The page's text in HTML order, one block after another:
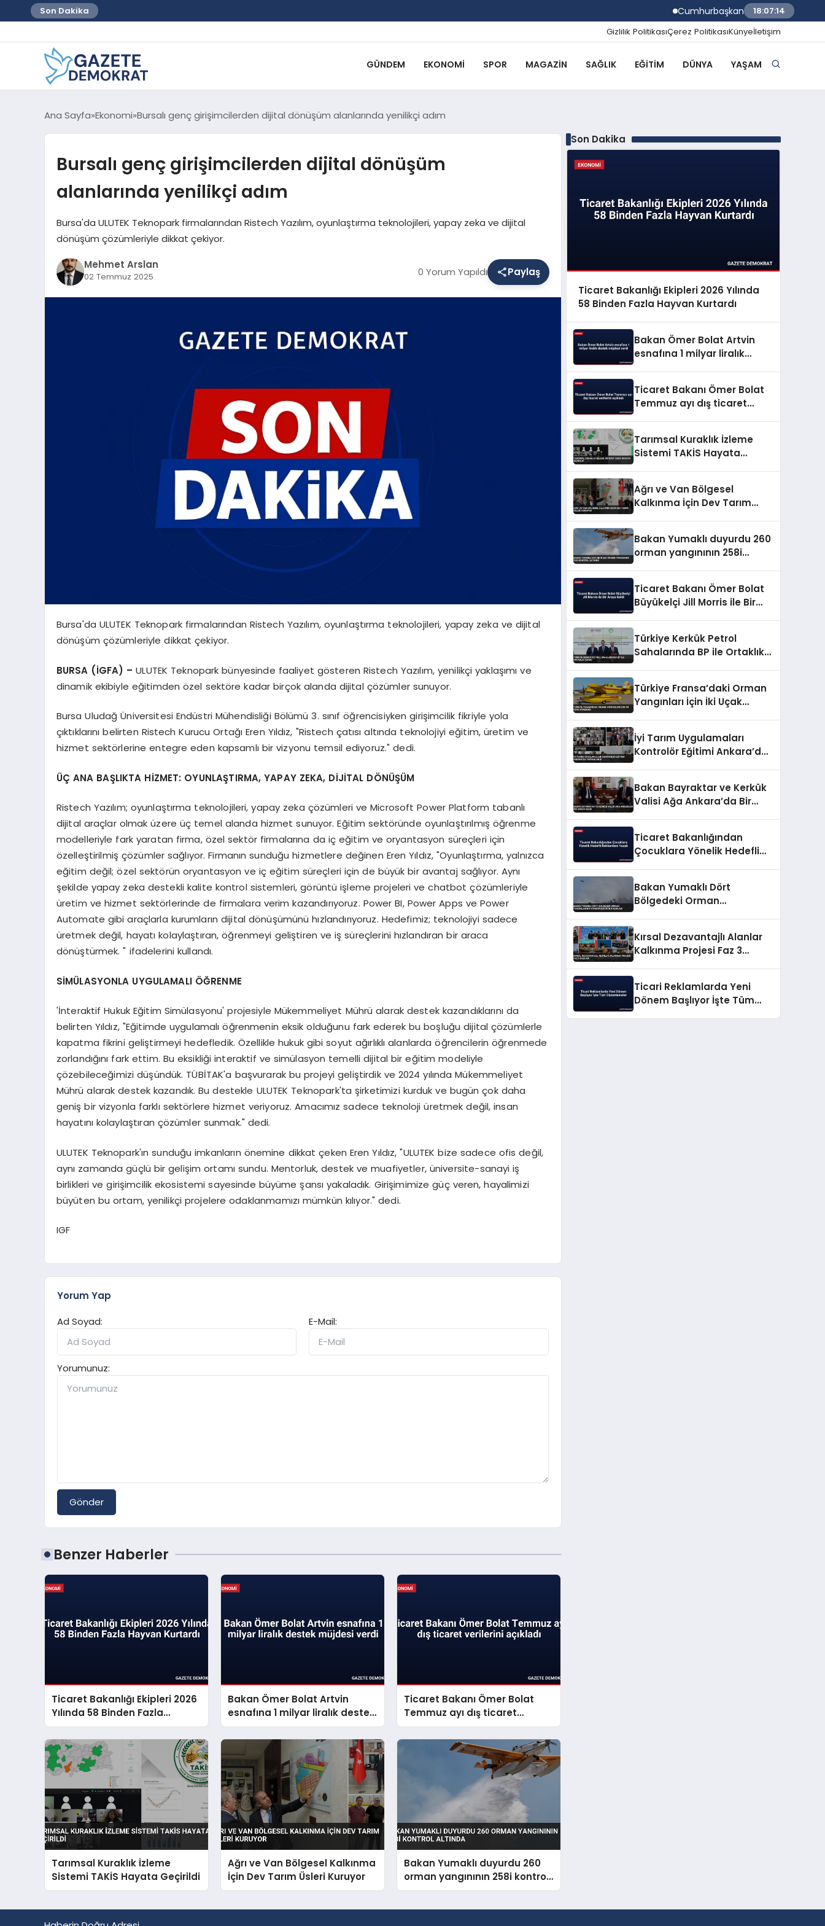
Son Dakika Cumhurbaşkanı Erdoğan TÜGVA Yaz
18:07:15
Gizlilik PolitikasıÇerez PolitikasıKünyeİletişim
GÜNDEM EKONOMI SPOR MAGAZIN SAĞLIK EĞITIM DÜNYA YAŞAM
Ana Sayfa Ekonomi Bursalı genç girişimcilerden dijital dönüşüm alanlarında yenilikçi adım
Bursalı genç girişimcilerden dijital dönüşüm
alanlarında yenilikçi adım
Bursa'da ULUTEK Teknopark firmalarından Ristech Yazılım, oyunlaştırma teknolojileri, yapay zeka ve dijital
dönüşüm çözümleriyle dikkat çekiyor.
Mehmet Arslan
02 Temmuz 2025 0 Yorum Yapıldı Paylaş
Bursa'da ULUTEK Teknopark firmalarından Ristech Yazılım, oyunlaştırma teknolojileri, yapay zeka ve dijital
dönüşüm çözümleriyle dikkat çekiyor.
BURSA (İGFA) –ULUTEK Teknopark bünyesinde faaliyet gösteren Ristech Yazılım, yenilikçi yaklaşımı ve
dinamik ekibiyle eğitimden özel sektöre kadar birçok alanda dijital çözümler sunuyor.
Bursa Uludağ Üniversitesi Endüstri Mühendisliği Bölümü 3. sınıf öğrencisiyken girişimcilik fikriyle yola
çıktıklarını belirten Ristech Kurucu Ortağı Eren Yıldız, "Ristech çatısı altında teknolojiyi eğitim, üretim ve
hizmet sektörlerine entegre eden kapsamlı bir vizyonu temsil ediyoruz." dedi.
ÜÇ ANA BAŞLIKTA HİZMET: OYUNLAŞTIRMA, YAPAY ZEKA, DİJİTAL DÖNÜŞÜM
Ristech Yazılım; oyunlaştırma teknolojileri, yapay zeka çözümleri ve Microsoft Power Platform tabanlı
dijital araçlar olmak üzere üç temel alanda hizmet sunuyor. Eğitim sektöründe oyunlaştırılmış öğrenme
modelleriyle fark yaratan firma, özel sektör firmalarına da iç eğitim ve oryantasyon süreçleri için
özelleştirilmiş çözümler sağlıyor. Firmanın sunduğu hizmetlere değinen Eren Yıldız, "Oyunlaştırma, yalnızca
eğitim değil; özel sektörün oryantasyon ve iç eğitim süreçleri için de büyük bir avantaj sağlıyor. Aynı
şekilde yapay zeka destekli kalite kontrol sistemleri, görüntü işleme projeleri ve chatbot çözümleriyle
üretim ve hizmet sektörlerinde de firmalara verim kazandırıyoruz. Power BI, Power Apps ve Power
Automate gibi araçlarla kurumların dijital dönüşümünü hızlandırıyoruz. Hedefimiz; teknolojiyi sadece
üretmek değil, hayatı kolaylaştıran, öğrenmeyi geliştiren ve iş süreçlerini hızlandıran bir araca
dönüştürmek. " ifadelerini kullandı.
SİMÜLASYONLA UYGULAMALI ÖĞRENME
'İnteraktif Hukuk Eğitim Simülasyonu' projesiyle Mükemmeliyet Mührü alarak destek kazandıklarını da
belirten Yıldız, "Eğitimde uygulamalı öğrenmenin eksik olduğunu fark ederek bu boşluğu dijital çözümlerle
kapatma fikrini geliştirmeyi hedefledik. Özellikle hukuk gibi soyut ağırlıklı alanlarda öğrencilerin öğrenmede
zorlandığını fark ettim. Bu eksikliği interaktif ve simülasyon temelli dijital bir eğitim modeliyle
çözebileceğimizi düşündük. TÜBİTAK'a başvurarak bu projeyi geliştirdik ve 2024 yılında Mükemmeliyet
Mührü alarak destek kazandık. Bu destekle ULUTEK Teknopark'ta şirketimizi kurduk ve bugün çok daha
geniş bir vizyonla farklı sektörlere hizmet veriyoruz. Amacımız sadece teknoloji üretmek değil, insan
hayatını kolaylaştıran çözümler sunmak." dedi.
ULUTEK Teknopark'ın sunduğu imkanların önemine dikkat çeken Eren Yıldız, "ULUTEK bize sadece ofis değil,
aynı zamanda güçlü bir gelişim ortamı sundu. Mentorluk, destek ve muafiyetler, üniversite-sanayi iş
birlikleri ve girişimcilik ekosistemi sayesinde büyüme şansı yakaladık. Girişimimize güç veren, hayalimizi
büyüten bu ortam, yenilikçi projelere odaklanmamızı mümkün kılıyor." dedi.
IGF
Yorum Yap
Ad Soyad:
E-Mail:
Yorumunuz:
Gönder
Benzer Haberler
Ticaret Bakanlığı Ekipleri 2026
Yılında 58 Binden Fazla
Hayvan Kurtardı
Bakan Ömer Bolat Artvin
esnafına 1 milyar liralık destek
müjdesi verdi
Ticaret Bakanı Ömer Bolat
Temmuz ayı dış ticaret
verilerini açıkladı
Tarımsal Kuraklık İzleme
Sistemi TAKİS Hayata Geçirildi
Ağrı ve Van Bölgesel Kalkınma
İçin Dev Tarım Üsleri Kuruyor
Bakan Yumaklı duyurdu 260
orman yangınının 258i kontrol
altında
Son Dakika
Ticaret Bakanlığı Ekipleri 2026 Yılında
58 Binden Fazla Hayvan Kurtardı
Bakan Ömer Bolat Artvin
esnafına 1 milyar liralık
Ticaret Bakanı Ömer Bolat
Temmuz ayı dış ticaret
Tarımsal Kuraklık İzleme
Sistemi TAKİS Hayata
Ağrı ve Van Bölgesel
Kalkınma İçin Dev Tarım
Bakan Yumaklı duyurdu 260
orman yangınının 258i
Ticaret Bakanı Ömer Bolat
Büyükelçi Jill Morris ile Bir
Türkiye Kerkük Petrol
Sahalarında BP ile Ortaklık
Türkiye Fransa’daki Orman
Yangınları İçin İki Uçak
İyi Tarım Uygulamaları
Kontrolör Eğitimi Ankara’da
Bakan Bayraktar ve Kerkük
Valisi Ağa Ankara’da Bir
Ticaret Bakanlığından
Çocuklara Yönelik Hedefli
Bakan Yumaklı Dört
Bölgedeki Orman
Kırsal Dezavantajlı Alanlar
Kalkınma Projesi Faz 3
Ticari Reklamlarda Yeni
Dönem Başlıyor İşte Tüm